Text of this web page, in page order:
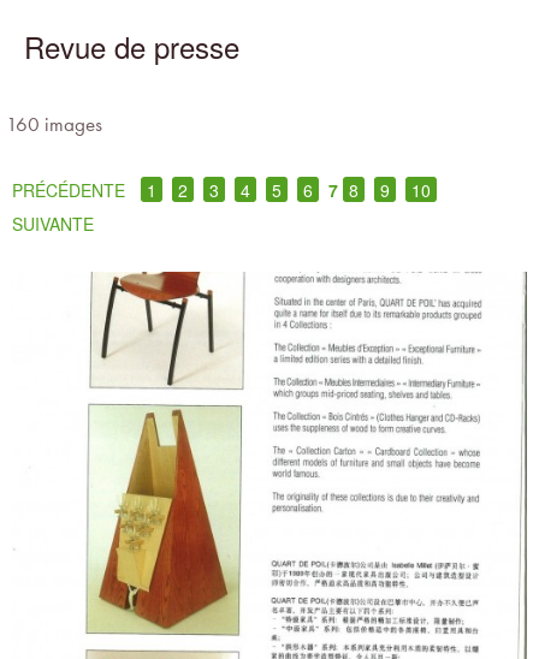
Revue de presse
160 images
PRÉCÉDENTE 1 2 3 4 5 6 7 8 9
10
SUIVANTE